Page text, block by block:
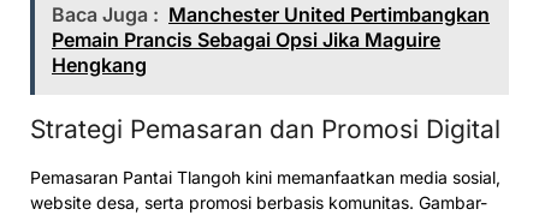
Baca Juga : Manchester United Pertimbangkan
Pemain Prancis Sebagai Opsi Jika Maguire
Hengkang
Strategi Pemasaran dan Promosi Digital
Pemasaran Pantai Tlangoh kini memanfaatkan media sosial,
website desa, serta promosi berbasis komunitas. Gambar-